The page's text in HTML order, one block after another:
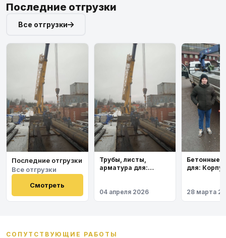
Последние отгрузки
Все отгрузки
Последние отгрузки
Все отгрузки
Смотреть
Трубы, листы,
арматура для:
04 апреля 2026
Бетонные
для:
28 марта
СОПУТСТВУЮЩИЕ РАБОТЫ